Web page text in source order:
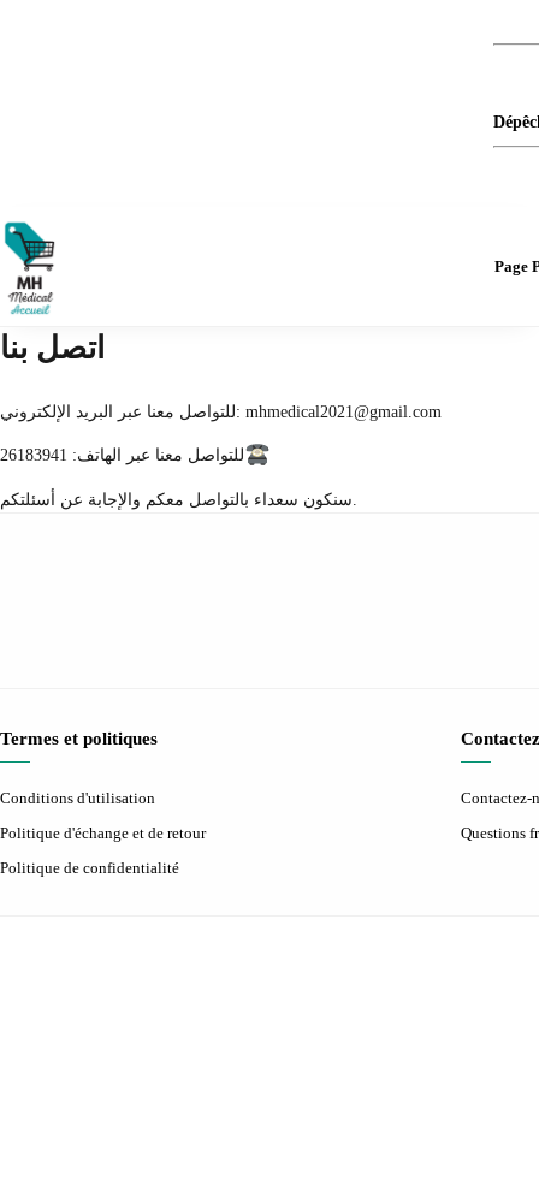
Page
اتصل بنا
للتواصل معنا عبر البريد الإلكتروني: mhmedical2021@gmail.com
للتواصل معنا عبر الهاتف: 26183941
Termes et politiques
Conditions d'utilisation
Politique d'échange et de retour
Politique de confidentialité
Contactez-
Questions